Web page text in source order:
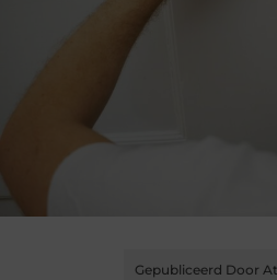
Gepubliceerd Door